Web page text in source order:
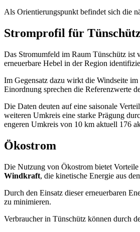
Als Orientierungspunkt befindet sich die
Stromprofil für Tünschütz
Das Stromumfeld im Raum Tünschütz ist
erneuerbare Hebel in der Region
Im Gegensatz dazu wirkt die Windseite
Einordnung sprechen die Referenzwerte
Die Daten deuten auf eine saisonale
weiteren Umkreis eine starke Prägung
engeren Umkreis von 10 km aktuell 176
Ökostrom
Die Nutzung von Ökostrom bietet
Windkraft, die kinetische Energie aus
Durch den Einsatz dieser erneuerbaren
zu minimieren.
Verbraucher in Tünschütz können durch